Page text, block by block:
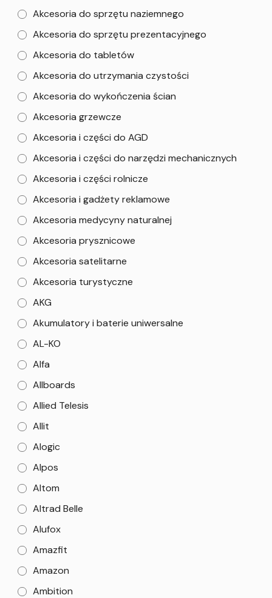
Akcesoria do sprzętu naziemnego
Akcesoria do sprzętu prezentacyjnego
Akcesoria do tabletów
Akcesoria do utrzymania czystości
Akcesoria do wykończenia ścian
Akcesoria grzewcze
Akcesoria i części do AGD
Akcesoria i części do narzędzi mechanicznych
Akcesoria i części rolnicze
Akcesoria i gadżety reklamowe
Akcesoria medycyny naturalnej
Akcesoria prysznicowe
Akcesoria satelitarne
Akcesoria turystyczne
AKG
Akumulatory i baterie uniwersalne
AL-KO
Alfa
Allboards
Allied Telesis
Allit
Alogic
Alpos
Altom
Altrad Belle
Alufox
Amazfit
Amazon
Ambition